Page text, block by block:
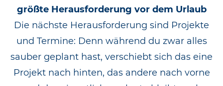
größte Herausforderung vor dem Urlaub
Die nächste Herausforderung sind Projekte
und Termine: Denn während du zwar alles
sauber geplant hast, verschiebt sich das eine
Projekt nach hinten, das andere nach vorne